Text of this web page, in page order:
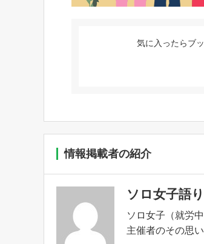
気に入ったらブ
情報掲載者の紹介
ソロ女子語
ソロ女子（就労
主催者のその思